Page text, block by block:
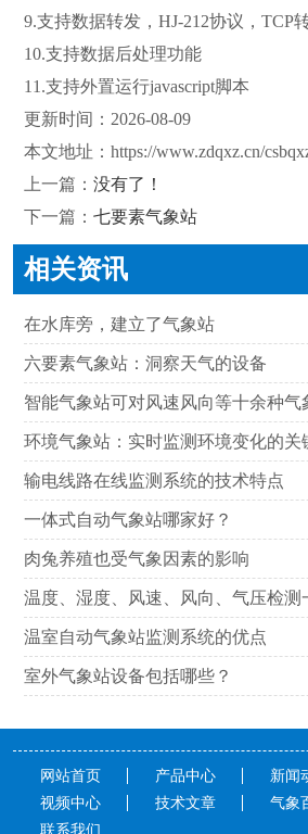
9.支持数据转发，HJ-212协议，TCP
10.支持数据后处理功能
11.支持外置运行javascript脚本
更新时间：2026-08-09
本文地址： https://www.zdqxz.cn/
上一篇： 没有了！
下一篇： 七要素气象站
相关资讯
在水库旁，建立了气象站
六要素气象站：洞察天气的设备
环境气象站：实时监测环境变化的关
输电线路在线监测系统的技术特点
一体式自动气象站哪家好？
肉兔养殖也受气象因素的影响
温室自动气象站监测系统的优点
室外气象站设备包括哪些？
网站首页 产品中心 新闻
视频中心
技术文章 气象
联系我们